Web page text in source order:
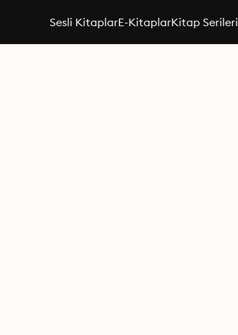
Sesli KitaplarE-KitaplarKitap Serileri